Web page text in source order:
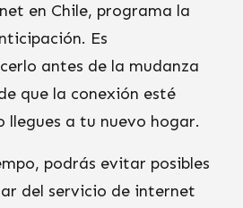
en Chile, programa la
Es
antes de la mudanza
que la conexión esté
llegues a tu nuevo hogar.
podrás evitar posibles
del servicio de internet